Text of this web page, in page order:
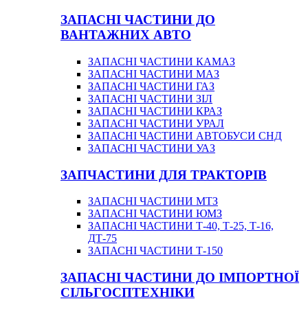
ЗАПАСНІ ЧАСТИНИ ДО
ВАНТАЖНИХ АВТО
ЗАПАСНІ ЧАСТИНИ КАМАЗ
ЗАПАСНІ ЧАСТИНИ МАЗ
ЗАПАСНІ ЧАСТИНИ ГАЗ
ЗАПАСНІ ЧАСТИНИ ЗІЛ
ЗАПАСНІ ЧАСТИНИ КРАЗ
ЗАПАСНІ ЧАСТИНИ УРАЛ
ЗАПАСНІ ЧАСТИНИ АВТОБУСИ СНД
ЗАПАСНІ ЧАСТИНИ УАЗ
ЗАПЧАСТИНИ ДЛЯ ТРАКТОРІВ
ЗАПАСНІ ЧАСТИНИ МТЗ
ЗАПАСНІ ЧАСТИНИ ЮМЗ
ЗАПАСНІ ЧАСТИНИ Т-40, Т-25, Т-16,
ДТ-75
ЗАПАСНІ ЧАСТИНИ Т-150
ЗАПАСНІ ЧАСТИНИ ДО ІМПОРТНОЇ
СІЛЬГОСПТЕХНІКИ